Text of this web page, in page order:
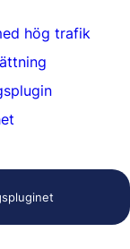
hög trafik